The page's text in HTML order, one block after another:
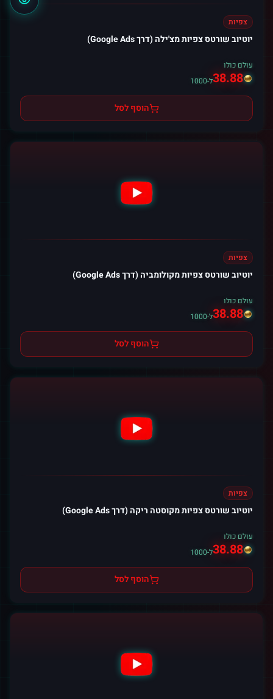
צפיות
יוטיוב שורטס צפיות מצ'ילה (דרך Google Ads)
עולם כולו
38.88ל-1000
הוסף לסל
צפיות
יוטיוב שורטס צפיות מקולומביה (דרך Google Ads)
עולם כולו
38.88ל-1000
הוסף לסל
צפיות
יוטיוב שורטס צפיות מקוסטה ריקה (דרך Google Ads)
עולם כולו
38.88ל-1000
הוסף לסל